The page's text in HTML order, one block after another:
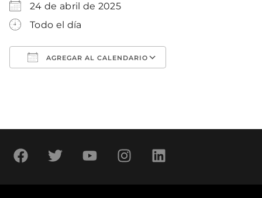
24 de abril de 2025
Todo el día
AGREGAR AL CALENDARIO